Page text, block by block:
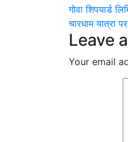
Post
गोवा शिपयार्ड
चारधाम यात्रा
Leave
Your email